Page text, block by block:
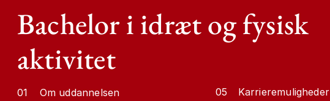
Bachelor i idræt og fysisk
aktivitet
01 Om uddannelsen 05 Karrieremuligheder